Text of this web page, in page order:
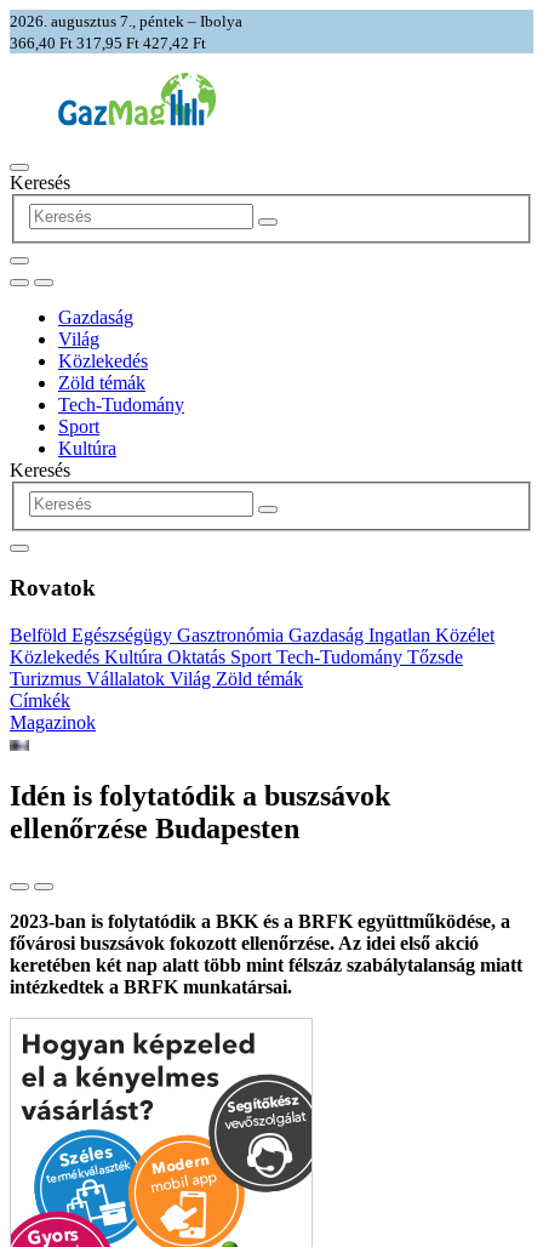
2026. augusztus 7., péntek – Ibolya
366,40 Ft 317,95 Ft 427,42 Ft
Keresés
Gazdaság
Világ
Közlekedés
Zöld témák
Tech-Tudomány
Sport
Kultúra
Keresés
Rovatok
Belföld Egészségügy Gasztronómia Gazdaság Ingatlan Közélet
Közlekedés Kultúra Oktatás Sport Tech-Tudomány Tőzsde
Turizmus Vállalatok Világ Zöld témák
Címkék
Magazinok
Idén is folytatódik a buszsávok
ellenőrzése Budapesten
2023-ban is folytatódik a BKK és a BRFK együttműködése, a
fővárosi buszsávok fokozott ellenőrzése. Az idei első akció
keretében két nap alatt több mint félszáz szabálytalanság miatt
intézkedtek a BRFK munkatársai.